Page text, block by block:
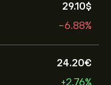
29.10‎$‎
-6.88%
24.20‎€‎
+2.76%